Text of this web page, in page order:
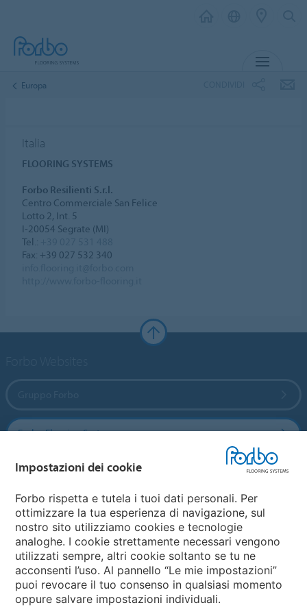
Europa
Italia
FLOORING SYSTEMS
Forbo Resilienti S.r.l.
Centro Commerciale San Felice
Lotto 2, Int. 5
I-20054 Segrate (MI)
Tel.:
Fax: +39 027 532 340
Forbo Flooring Systems
Forbo Movement Systems
Seleziona una nazione
Seleziona una nazione
Impostazioni dei cookie
Forbo rispetta e tutela i tuoi dati personali. Per
ottimizzare la tua esperienza di navigazione, sul
nostro sito utilizziamo cookies e tecnologie
analoghe. I cookie strettamente necessari vengono
utilizzati sempre, altri cookie soltanto se tu ne
acconsenti l’uso. Al pannello “Le mie impostazioni”
puoi revocare il tuo consenso in qualsiasi momento
oppure salvare impostazioni individuali.